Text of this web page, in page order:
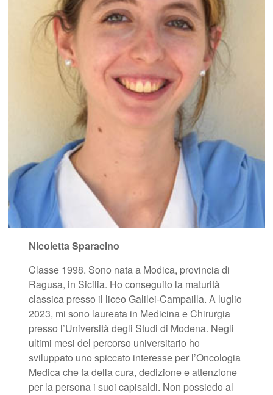
Nicoletta Sparacino
Classe 1998. Sono nata a Modica, provincia di
Ragusa, in Sicilia. Ho conseguito la maturità
classica presso il liceo Galilei-Campailla. A luglio
2023, mi sono laureata in Medicina e Chirurgia
presso l’Università degli Studi di Modena. Negli
ultimi mesi del percorso universitario ho
sviluppato uno spiccato interesse per l’Oncologia
Medica che fa della cura, dedizione e attenzione
per la persona i suoi capisaldi. Non possiedo al